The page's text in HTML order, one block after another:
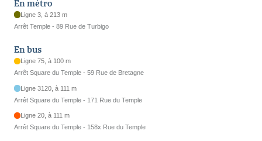
En métro
Ligne 3, à 213 m
Arrêt Temple - 89 Rue de Turbigo
En bus
Ligne 75, à 100 m
Arrêt Square du Temple - 59 Rue de Bretagne
Ligne 3120, à 111 m
Arrêt Square du Temple - 171 Rue du Temple
Ligne 20, à 111 m
Arrêt Square du Temple - 158x Rue du Temple